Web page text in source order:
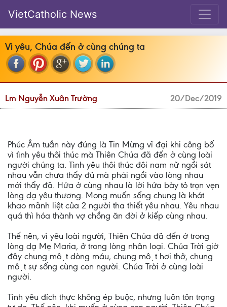
VietCatholic News
Vì yêu, Chúa đến ở cùng chúng ta
Lm Nguyễn Xuân Trường 20/Dec/2019
Phúc Âm tuần này đúng là Tin Mừng vĩ đại khi công bố
vì tình yêu thôi thúc mà Thiên Chúa đã đến ở cùng loài
người chúng ta. Tình yêu thôi thúc đôi nam nữ ngồi sát
nhau vẫn chưa thấy đủ mà phải ngồi vào lòng nhau
mới thấy đã. Hứa ở cùng nhau là lời hứa bày tỏ trọn vẹn
lòng dạ yêu thương. Mong muốn sống chung là khát
khao mãnh liệt của 2 người tha thiết yêu nhau. Yêu nhau
quá thì hóa thành vợ chồng ăn đời ở kiếp cùng nhau.
Thế nên, vì yêu loài người, Thiên Chúa đã đến ở trong
lòng dạ Mẹ Maria, ở trong lòng nhân loại. Chúa Trời giờ
đây chung một dòng máu, chung một hơi thở, chung
một sự sống cùng con người. Chúa Trời ở cùng loài
người.
Tình yêu đích thực không ép buộc, nhưng luôn tôn trọng